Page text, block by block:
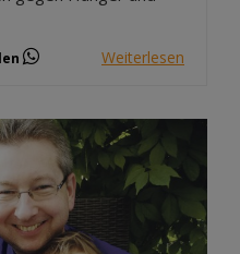
Weiterlesen